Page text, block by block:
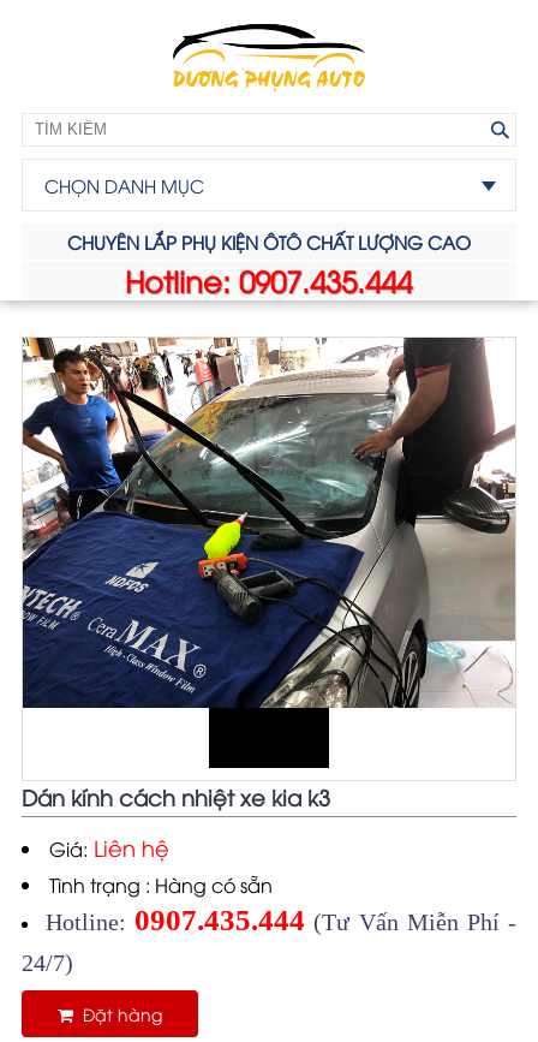
CHỌN DANH MỤC
CHUYÊN LẮP PHỤ KIỆN ÔTÔ CHẤT LƯỢNG CAO
Hotline: 0907.435.444
Dán kính cách nhiệt xe kia k3
Giá: Liên hệ
Tình trạng : Hàng có sẵn
Hotline: 0907.435.444 (Tư Vấn Miễn Phí -
24/7)
Đặt hàng